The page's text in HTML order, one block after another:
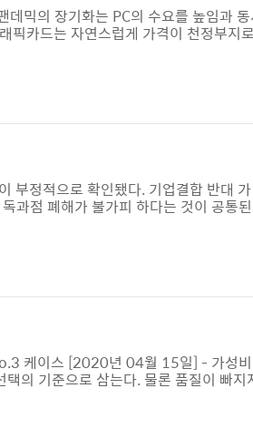
믹의 장기화는 PC의 수요를 높임과 동
픽카드는 자연스럽게 가격이 천정부지
피한 부작용이다. 많게는 수백만 원이나
드를 미루거나 포기하는 이가 속출했고
부정적으로 확인됐다. 기업결합 반대
과점 폐해가 불가피 하다는 것이 공통
지난 4월 1일 수수료 인상을 기습 발표
전례에 따라 심사숙고’할 것을 주장하
케이스 [2020년 04월 15일] - 가성
의 기준으로 삼는다. 물론 품질이 빠지
중요해져만 간다. 완제품 구매가 월등
면서 이 현상은 공식처럼 자리잡혔다.